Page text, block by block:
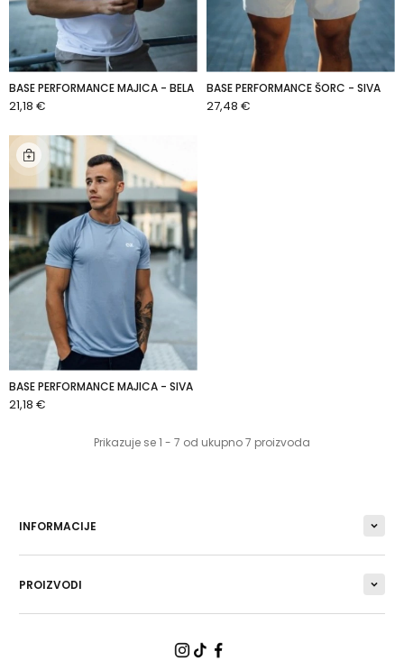
BASE PERFORMANCE MAJICA - BELA
21,18 €
BASE PERFORMANCE ŠORC - SIVA
27,48 €
BASE PERFORMANCE MAJICA - SIVA
21,18 €
Prikazuje se 1 - 7 od ukupno 7 proizvoda
INFORMACIJE
PROIZVODI